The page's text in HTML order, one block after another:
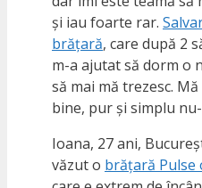
și iau foarte rar.
brățară, care după 2
m-a ajutat să dorm o
să mai mă trezesc.
bine, pur și simplu
Ioana, 27 ani,
văzut o brățară Pulse